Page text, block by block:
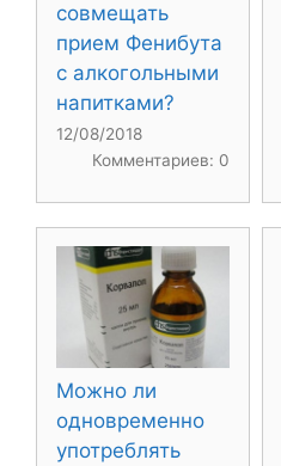
совмещать
прием Фенибута
с алкогольными
напитками?
12/08/2018
Комментариев: 0
Можно ли
одновременно
употреблять